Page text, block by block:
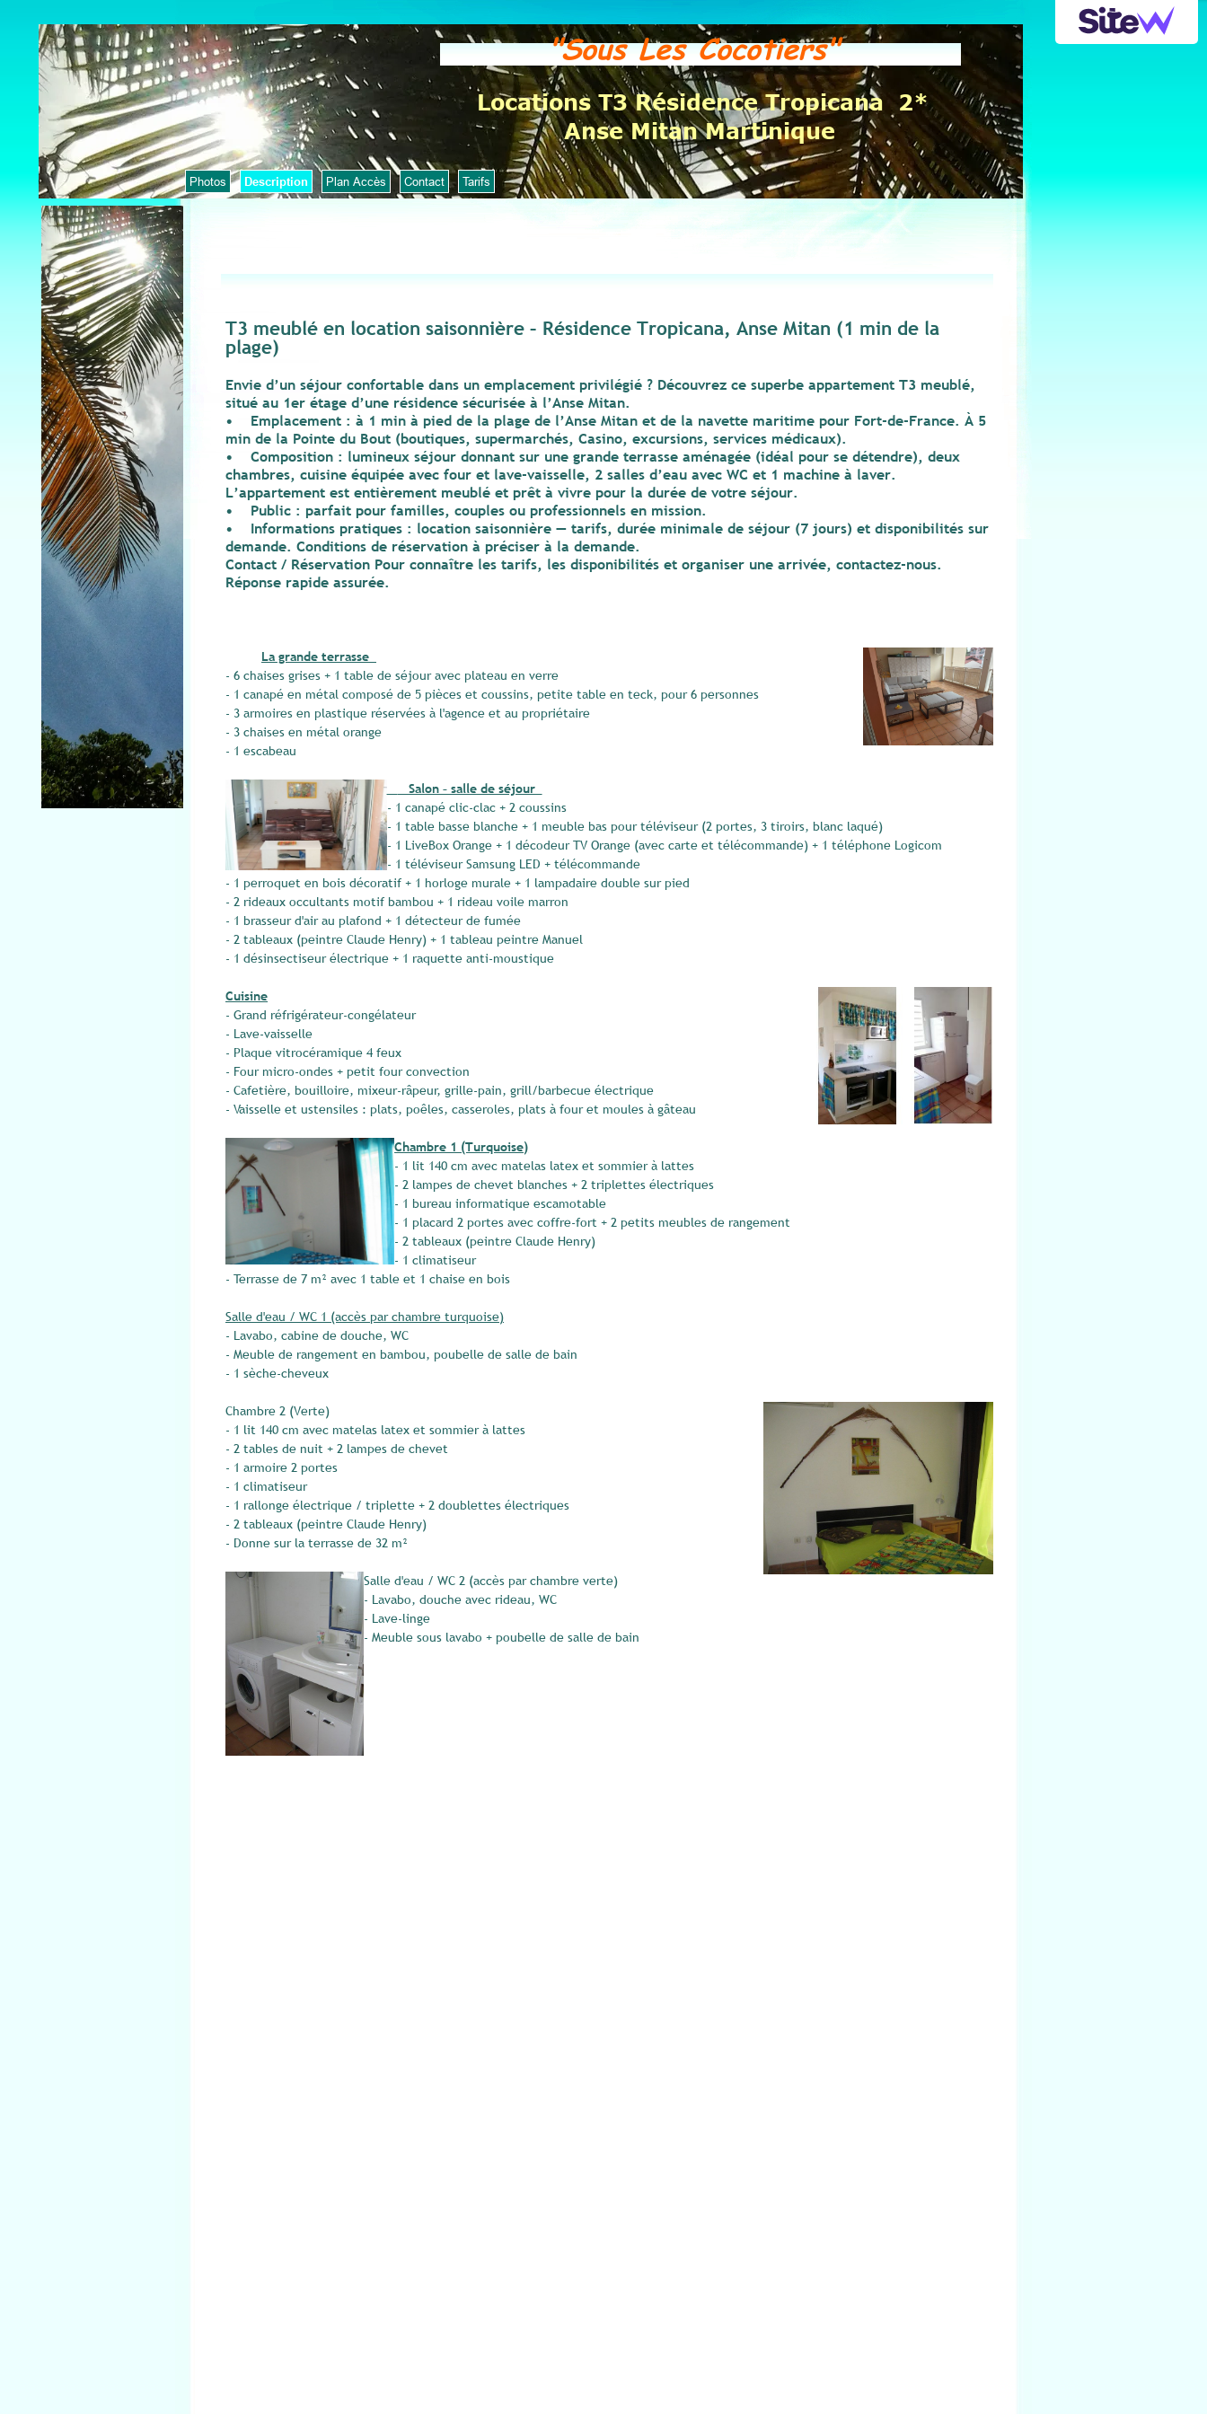
Photos Description Plan Accès Contact Tarifs
"Sous Les Cocotiers"
Locations T3 Résidence Tropicana 2*
Anse Mitan Martinique
T3 meublé en location saisonnière – Résidence Tropicana, Anse Mitan (1 min de la
plage)
Envie d’un séjour confortable dans un emplacement privilégié ? Découvrez ce superbe appartement T3 meublé,
situé au 1er étage d’une résidence sécurisée à l’Anse Mitan.
• Emplacement : à 1 min à pied de la plage de l’Anse Mitan et de la navette maritime pour Fort-de-France. À 5
min de la Pointe du Bout (boutiques, supermarchés, Casino, excursions, services médicaux).
• Composition : lumineux séjour donnant sur une grande terrasse aménagée (idéal pour se détendre), deux
chambres, cuisine équipée avec four et lave-vaisselle, 2 salles d’eau avec WC et 1 machine à laver.
L’appartement est entièrement meublé et prêt à vivre pour la durée de votre séjour.
• Public : parfait pour familles, couples ou professionnels en mission.
• Informations pratiques : location saisonnière — tarifs, durée minimale de séjour (7 jours) et disponibilités sur
demande. Conditions de réservation à préciser à la demande.
Contact / Réservation Pour connaître les tarifs, les disponibilités et organiser une arrivée, contactez-nous.
Réponse rapide assurée.
La grande terrasse
- 6 chaises grises + 1 table de séjour avec plateau en verre
- 1 canapé en métal composé de 5 pièces et coussins, petite table en teck, pour 6 personnes
- 3 armoires en plastique réservées à l'agence et au propriétaire
- 3 chaises en métal orange
- 1 escabeau
Salon – salle de séjour
- 1 canapé clic-clac + 2 coussins
- 1 table basse blanche + 1 meuble bas pour téléviseur (2 portes, 3 tiroirs, blanc laqué)
- 1 LiveBox Orange + 1 décodeur TV Orange (avec carte et télécommande) + 1 téléphone Logicom
- 1 téléviseur Samsung LED + télécommande
- 1 perroquet en bois décoratif + 1 horloge murale + 1 lampadaire double sur pied
- 2 rideaux occultants motif bambou + 1 rideau voile marron
- 1 brasseur d'air au plafond + 1 détecteur de fumée
- 2 tableaux (peintre Claude Henry) + 1 tableau peintre Manuel
- 1 désinsectiseur électrique + 1 raquette anti-moustique
Cuisine
- Grand réfrigérateur-congélateur
- Lave-vaisselle
- Plaque vitrocéramique 4 feux
- Four micro-ondes + petit four convection
- Cafetière, bouilloire, mixeur-râpeur, grille-pain, grill/barbecue électrique
- Vaisselle et ustensiles : plats, poêles, casseroles, plats à four et moules à gâteau
Chambre 1 (Turquoise)
- 1 lit 140 cm avec matelas latex et sommier à lattes
- 2 lampes de chevet blanches + 2 triplettes électriques
- 1 bureau informatique escamotable
- 1 placard 2 portes avec coffre-fort + 2 petits meubles de rangement
- 2 tableaux (peintre Claude Henry)
- 1 climatiseur
- Terrasse de 7 m² avec 1 table et 1 chaise en bois
Salle d'eau / WC 1 (accès par chambre turquoise)
- Lavabo, cabine de douche, WC
- Meuble de rangement en bambou, poubelle de salle de bain
- 1 sèche-cheveux
Chambre 2 (Verte)
- 1 lit 140 cm avec matelas latex et sommier à lattes
- 2 tables de nuit + 2 lampes de chevet
- 1 armoire 2 portes
- 1 climatiseur
- 1 rallonge électrique / triplette + 2 doublettes électriques
- 2 tableaux (peintre Claude Henry)
- Donne sur la terrasse de 32 m²
Salle d'eau / WC 2 (accès par chambre verte)
- Lavabo, douche avec rideau, WC
- Lave-linge
- Meuble sous lavabo + poubelle de salle de bain